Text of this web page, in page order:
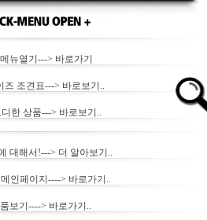
뉴열기---> 바로가기
즈 조견표---> 바로보기..
한 상품---> 바로보기..
대해서!---> 더 알아보기..
인페이지----> 바로가기..
보기----> 바로가기..